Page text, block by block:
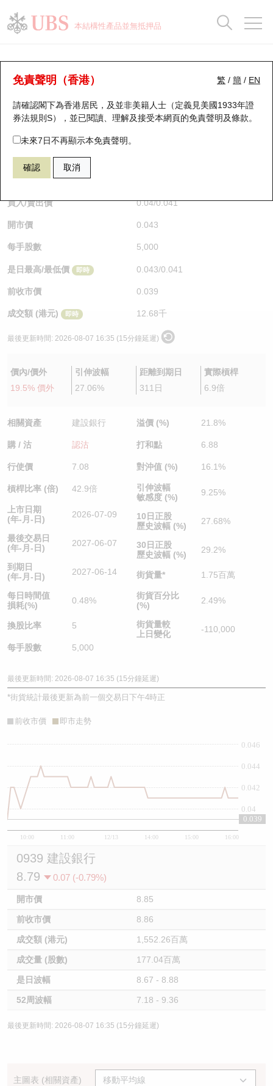
本結構性產品並無抵押品
繁 / 簡 / EN
免責聲明（香港）
請確認閣下為香港居民，及並非美籍人士（定義見美國1933年證
券法規則S），並已閱讀、理解及接受本網頁的免責聲明及條款。
未來7日不再顯示本免責聲明。
確認 取消
認股證分析儀
表現 街貨統計 比較
14887 瑞銀認沽 0939 建設銀行
$0.041 0.002
買入/賣出價 0.04/0.041
開市價 0.043
每手股數 5,000
是日最高/最低價 即時 0.043/0.041
前收市價 0.039
成交額 (港元) 即時 12.68千
最後更新時間: 2026-08-07 16:35 (15分鐘延遲)
價內/價外
19.5% 價外
引伸波幅
27.06%
距離到期日
311日
實際槓桿
6.9倍
相關資產 建設銀行
購 / 沽 認沽
行使價 7.08
槓桿比率 (倍) 42.9倍
上市日期
(年-月-日)
2026-07-09
最後交易日
(年-月-日)
2027-06-07
到期日
(年-月-日)
2027-06-14
每日時間值
損耗(%)
0.48%
換股比率 5
每手股數 5,000
溢價 (%) 21.8%
打和點 6.88
對沖值 (%) 16.1%
引伸波幅
敏感度 (%)
9.25%
10日正股
歷史波幅 (%)
27.68%
30日正股
歷史波幅 (%)
29.2%
街貨量* 1.75百萬
街貨百分比
(%)
2.49%
街貨量較
上日變化
-110,000
最後更新時間: 2026-08-07 16:35 (15分鐘延遲)
*街貨統計最後更新為前一個交易日下午4時正
前收市價 即市走勢
10:00 11:00 12/13 14:00 15:00 16:00
0.04
0.042
0.044
0.046
0.039
0939 建設銀行
8.79
0.07 (-0.79%)
開市價 8.85
前收市價 8.86
成交額 (港元) 1,552.26百萬
成交量 (股數) 177.04百萬
是日波幅 8.67 - 8.88
52周波幅 7.18 - 9.36
最後更新時間: 2026-08-07 16:35 (15分鐘延遲)
主圖表 (相關資產)
瑞銀認股證一覽
新發行瑞銀認股證
即將到期認股證
認股證到期結算價查詢
認股證分析儀
認股證速算機
認股證/牛熊證日誌
認股證文件及公告
街貨統計
比較
牛熊全景快搜
牛熊證搜尋
牛熊證街貨分佈圖
正股牛熊證列表
新發行瑞銀牛熊證
已收回牛熊證剩餘價值
牛熊證到期結算價查詢
牛熊證分析儀
街貨統計
比較
十大升幅/跌幅
十大認股證成交分佈
十天股證佔大市成交
資金流
街貨統計
三十大平均引伸波幅
正股分析儀
二十大活躍股份
恒指成份股
國指成份股
科指成份股
相關資產沽空
中資ETFs溢價比較
AH 股價對照
持股比重
顯示所有持股比重
每月輪證大市專題
輪證專欄
講座及教育短片
認股證投資者教育
牛熊證投資者教育
認股證牛熊證常問問題